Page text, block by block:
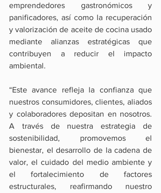
emprendedores gastronómicos y
panificadores, así como la recuperación
y valorización de aceite de cocina usado
mediante alianzas estratégicas que
contribuyen a reducir el impacto
ambiental.
“Este avance refleja la confianza que
nuestros consumidores, clientes, aliados
y colaboradores depositan en nosotros.
A través de nuestra estrategia de
sostenibilidad, promovemos el
bienestar, el desarrollo de la cadena de
valor, el cuidado del medio ambiente y
el fortalecimiento de factores
estructurales, reafirmando nuestro